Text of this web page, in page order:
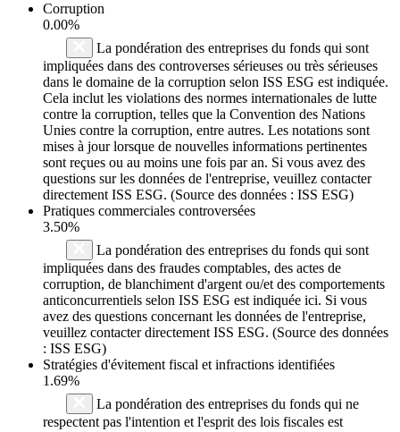
Corruption
0.00%
La pondération des entreprises du fonds qui sont
impliquées dans des controverses sérieuses ou très sérieuses
dans le domaine de la corruption selon ISS ESG est indiquée.
Cela inclut les violations des normes internationales de lutte
contre la corruption, telles que la Convention des Nations
Unies contre la corruption, entre autres. Les notations sont
mises à jour lorsque de nouvelles informations pertinentes
sont reçues ou au moins une fois par an. Si vous avez des
questions sur les données de l'entreprise, veuillez contacter
directement ISS ESG. (Source des données : ISS ESG)
Pratiques commerciales controversées
3.50%
La pondération des entreprises du fonds qui sont
impliquées dans des fraudes comptables, des actes de
corruption, de blanchiment d'argent ou/et des comportements
anticoncurrentiels selon ISS ESG est indiquée ici. Si vous
avez des questions concernant les données de l'entreprise,
veuillez contacter directement ISS ESG. (Source des données
: ISS ESG)
Stratégies d'évitement fiscal et infractions identifiées
1.69%
La pondération des entreprises du fonds qui ne
respectent pas l'intention et l'esprit des lois fiscales est